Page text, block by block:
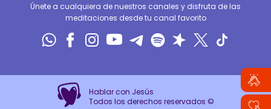
Únete a cualquiera de nuestros canales y disfruta de las
meditaciones desde tu canal favorito
Hablar con Jesús
Todos los derechos reservados ©